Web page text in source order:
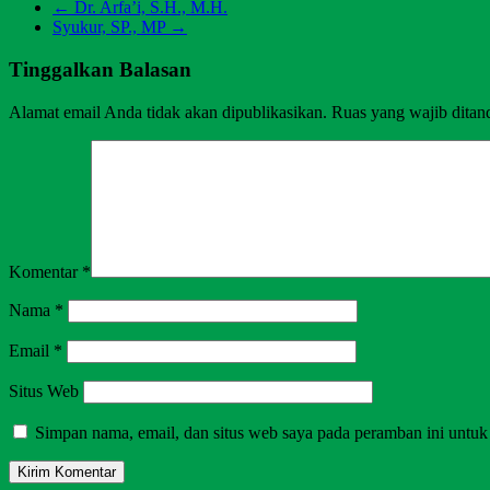
← Dr. Arfa’i, S.H., M.H.
Syukur, SP., MP →
Tinggalkan Balasan
Alamat email Anda tidak akan dipublikasikan. Ruas yang wajib
Komentar *
Nama *
Email *
Situs Web
Simpan nama, email, dan situs web saya pada peramban ini